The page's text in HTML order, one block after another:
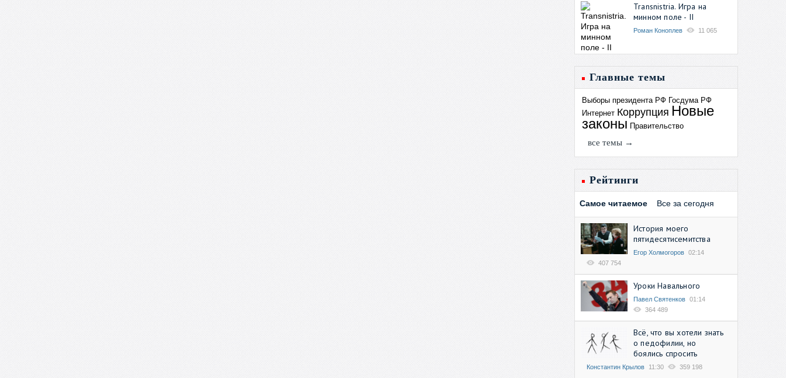
Transnistria. Игра на
минном поле - II
Роман Коноплев 11 065
Главные темы
Выборы президента РФ Госдума РФ
Интернет Коррупция Новые
законы Правительство
все темы →
Рейтинги
Самое читаемое Все за сегодня
История моего
пятидесятисемитства
Егор Холмогоров 02:14
407 754
Уроки Навального
Павел Святенков 01:14
364 489
Всё, что вы хотели знать
о педофилии, но
боялись спросить
Константин Крылов 11:30 359 198